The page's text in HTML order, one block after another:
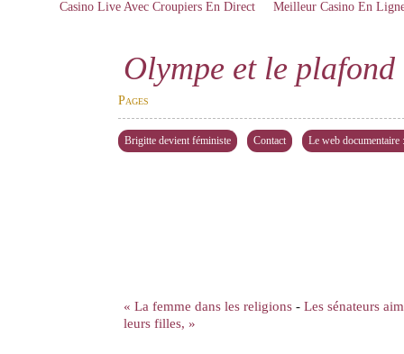
Casino Live Avec Croupiers En Direct Meilleur Casino En
Olympe et le plafond
« La femme dans les religions - Les sénateurs
leurs filles, »
Pages
Brigitte devient féministe Contact Le web documentaire